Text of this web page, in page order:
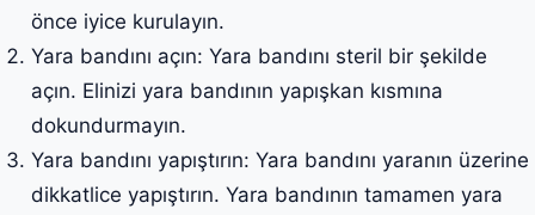
önce iyice kurulayın.
Yara bandını açın: Yara bandını steril bir şekilde
açın. Elinizi yara bandının yapışkan kısmına
dokundurmayın.
Yara bandını yapıştırın: Yara bandını yaranın üzerine
dikkatlice yapıştırın. Yara bandının tamamen yara